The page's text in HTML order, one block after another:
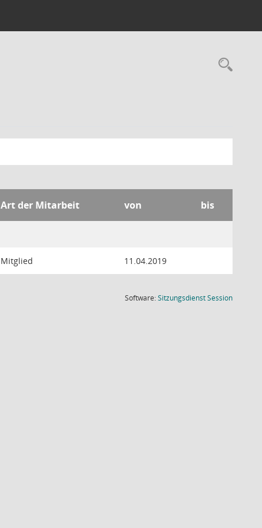
Art der Mitarbeit von bis
Mitglied 11.04.2019
Software:SitzungsdienstSession(Wird in